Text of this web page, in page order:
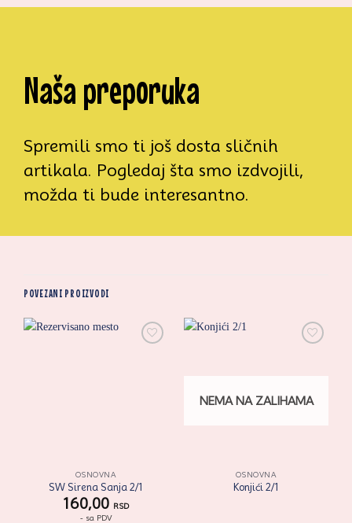
Naša preporuka
Spremili smo ti još dosta sličnih
artikala. Pogledaj šta smo izdvojili,
možda ti bude interesantno.
POVEZANI PROIZVODI
OSNOVNA
SW Sirena Sanja 2/1
160,00 RSD
- sa PDV
NEMA NA ZALIHAMA
OSNOVNA
Konjići 2/1